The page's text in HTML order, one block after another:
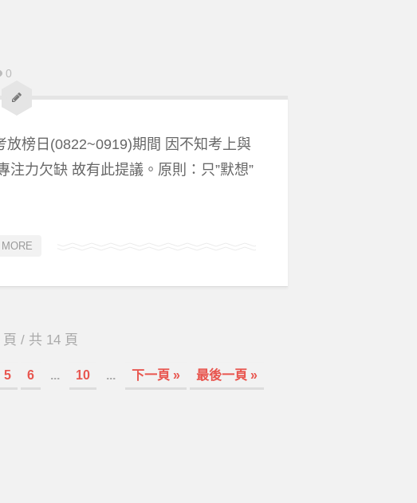
0
榜日(0822~0919)期間 因不知考上與
力欠缺 故有此提議。原則：只”默想”
MORE
頁 / 共 14 頁
5 6 ... 10 ... 下一頁 » 最後一頁 »